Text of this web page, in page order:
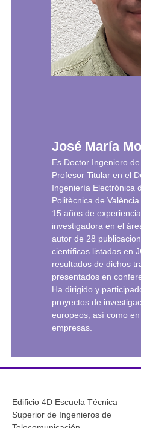
José María
Es Doctor Ingeniero
Profesor Titular en el
Ingeniería Electrónica
Politècnica de
15 años de
investigadora en el
autor de 28
científicas listadas en
resultados de dichos
presentados en
Ha dirigido y
proyectos de
europeos, así como
empresas.
Edificio 4D Escuela Técnica
Superior de Ingenieros de